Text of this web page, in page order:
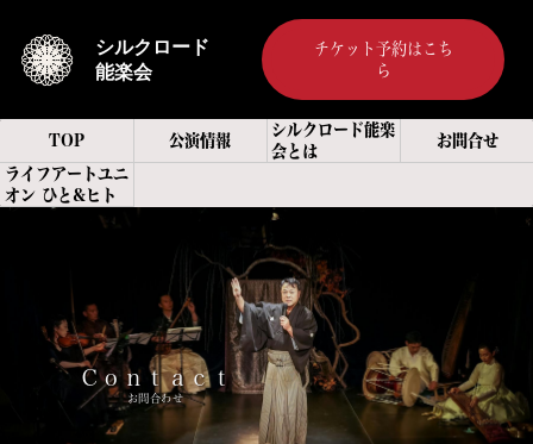
シルクロード
能楽会
チケット予約はこち
ら
TOP 公演情報
シルクロード能楽
会とは
お問合せ
ライフアートユニ
オン ひと&ヒト
Ｃｏｎｔａｃｔ
お問合わせ